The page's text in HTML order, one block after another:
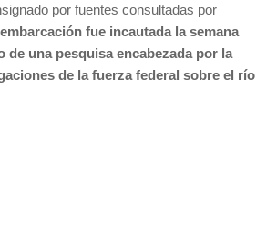
por fuentes consultadas por
fue incautada la semana
de una pesquisa encabezada por la
de la fuerza federal sobre el río